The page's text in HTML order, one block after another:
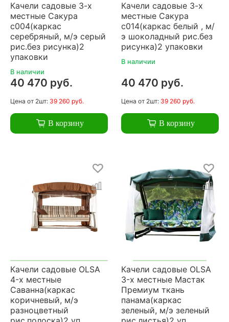
Качели садовые 3-х
местные Сакура
с004(каркас
серебряный, м/э серый
рис.без рисунка)2
упаковки
В наличии
40 470 руб.
Цена от 2шт: 39 260 руб.
В корзину
Качели садовые 3-х
местные Сакура
с014(каркас белый , м/
э шоколадный рис.без
рисунка)2 упаковки
В наличии
40 470 руб.
Цена от 2шт: 39 260 руб.
В корзину
Качели садовые OLSA
4-х местные
Саванна(каркас
коричневый, м/э
разноцветный
Качели садовые OLSA
3-х местные Мастак
Премиум ткань
панама(каркас
зеленый, м/э зеленый